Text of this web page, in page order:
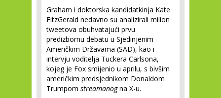
Graham i doktorska kandidatkinja Kate
FitzGerald nedavno su analizirali milion
tweetova obuhvatajući prvu
predizbornu debatu u Sjedinjenim
Američkim Državama (SAD), kao i
intervju voditelja Tuckera Carlsona,
kojeg je Fox smijenio u aprilu, s bivšim
američkim predsjednikom Donaldom
Trumpom streamanogna X-u.